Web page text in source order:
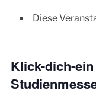
Diese
Klick-dich-